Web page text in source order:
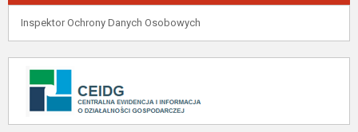
Inspektor Ochrony Danych Osobowych